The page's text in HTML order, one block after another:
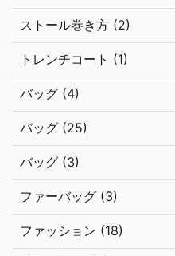
ストール巻き方 (2)
トレンチコート (1)
バッグ (4)
バッグ (25)
バッグ (3)
ファーバッグ (3)
ファッション (18)